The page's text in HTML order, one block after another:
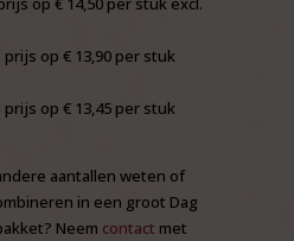
op € 13,90 per stuk
op € 13,45 per stuk
aantallen weten of
in een groot Dag
Neem contact met